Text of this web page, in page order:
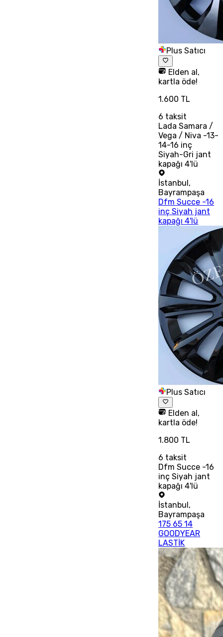
Plus Satıcı
Elden al,
kartla öde!
1.600 TL
6 taksit
Lada Samara /
Vega / Niva -13-
14-16 inç
Siyah-Gri jant
kapağı 4'lü
İstanbul,
Bayrampaşa
Dfm Succe -16
inç Siyah jant
kapağı 4'lü
Plus Satıcı
Elden al,
kartla öde!
1.800 TL
6 taksit
Dfm Succe -16
inç Siyah jant
kapağı 4'lü
İstanbul,
Bayrampaşa
175 65 14
GOODYEAR
LASTİK